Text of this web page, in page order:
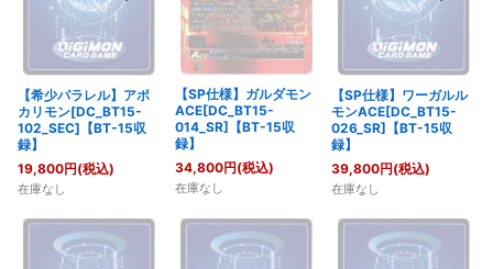
【希少パラレル】アポ
カリモン[DC_BT15-
102_SEC]【BT-15収
録】
19,800円(税込)
在庫なし
【SP仕様】ガルダモン
ACE[DC_BT15-
014_SR]【BT-15収
録】
34,800円(税込)
在庫なし
【SP仕様】ワーガルル
モンACE[DC_BT15-
026_SR]【BT-15収
録】
39,800円(税込)
在庫なし